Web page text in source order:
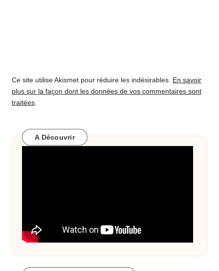
Ce site utilise Akismet pour réduire les indésirables.
En savoir
plus sur la façon dont les données de vos commentaires sont
traitées
A Découvrir